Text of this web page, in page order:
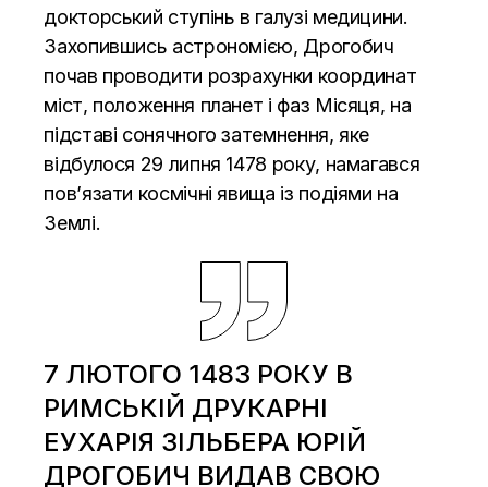
докторський ступінь в галузі медицини.
Захопившись астрономією, Дрогобич
почав проводити розрахунки координат
міст, положення планет і фаз Місяця, на
підставі сонячного затемнення, яке
відбулося 29 липня 1478 року, намагався
пов’язати космічні явища із подіями на
Землі.
7 ЛЮТОГО 1483 РОКУ В
РИМСЬКІЙ ДРУКАРНІ
ЕУХАРІЯ ЗІЛЬБЕРА ЮРІЙ
ДРОГОБИЧ ВИДАВ СВОЮ